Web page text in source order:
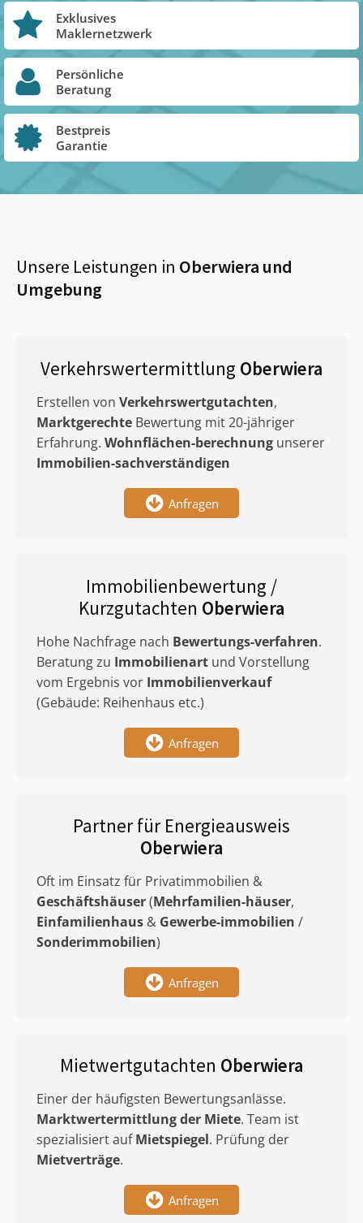
Exklusives
Maklernetzwerk
Persönliche
Beratung
Bestpreis
Garantie
Unsere Leistungen in Oberwiera und
Umgebung
Verkehrswertermittlung Oberwiera
Erstellen von Verkehrswertgutachten,
Marktgerechte Bewertung mit 20-jähriger
Erfahrung. Wohnflächen-berechnung unserer
Immobilien-sachverständigen
Anfragen
Immobilienbewertung /
Kurzgutachten Oberwiera
Hohe Nachfrage nach Bewertungs-verfahren.
Beratung zu Immobilienart und Vorstellung
vom Ergebnis vor Immobilienverkauf
(Gebäude: Reihenhaus etc.)
Anfragen
Partner für Energieausweis
Oberwiera
Oft im Einsatz für Privatimmobilien &
Geschäftshäuser(Mehrfamilien-häuser,
Einfamilienhaus & Gewerbe-immobilien /
Sonderimmobilien)
Anfragen
Mietwertgutachten Oberwiera
Einer der häufigsten Bewertungsanlässe.
Marktwertermittlungder Miete. Team ist
spezialisiert aufMietspiegel. Prüfung der
Mietverträge.
Anfragen